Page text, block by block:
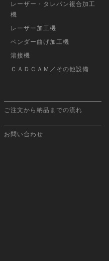
レーザー・タレパン複合加工
機
レーザー加工機
ベンダー曲げ加工機
溶接機
ＣＡＤＣＡＭ／その他設備
ご注文から納品までの流れ
お問い合わせ